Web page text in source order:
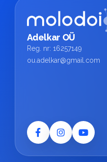
Adelkar OÜ
Reg. nr: 16257149
ou.adelkar@gmail.com